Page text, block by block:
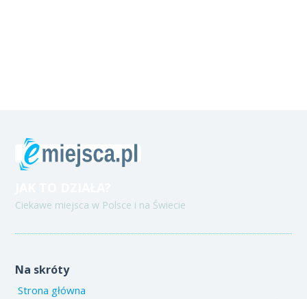
Ciekawe miejsca w Polsce i na Świecie
Na skróty
Strona główna